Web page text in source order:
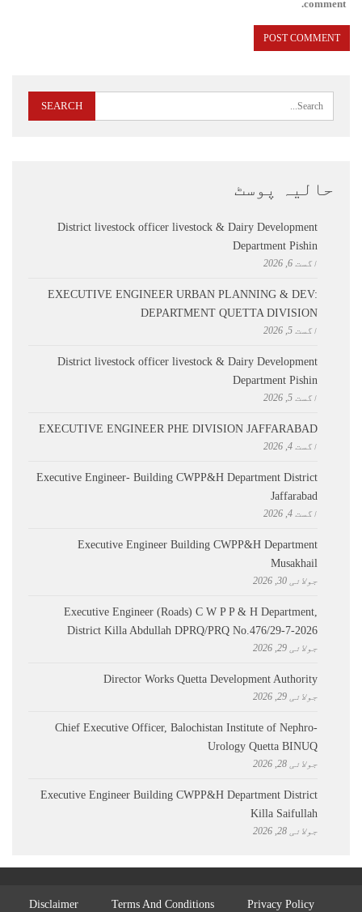
comment.
حالیہ پوسٹ
District livestock officer livestock & Dairy Development
Department Pishin
اگست 6, 2026
EXECUTIVE ENGINEER URBAN PLANNING & DEV:
DEPARTMENT QUETTA DIVISION
اگست 5, 2026
District livestock officer livestock & Dairy Development
Department Pishin
اگست 5, 2026
EXECUTIVE ENGINEER PHE DIVISION JAFFARABAD
اگست 4, 2026
Executive Engineer- Building CWPP&H Department District
Jaffarabad
اگست 4, 2026
Executive Engineer Building CWPP&H Department
Musakhail
جولائی 30, 2026
Executive Engineer (Roads) C W P P & H Department,
District Killa Abdullah ​DPRQ/PRQ No.476/29-7-2026
جولائی 29, 2026
Director Works Quetta Development Authority
جولائی 29, 2026
Chief Executive Officer, Balochistan Institute of Nephro-
Urology Quetta BINUQ
جولائی 28, 2026
Executive Engineer Building CWPP&H Department District
Killa Saifullah
جولائی 28, 2026
Privacy Policy
Terms And Conditions
Disclaimer